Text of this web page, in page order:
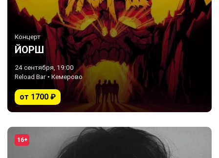
Концерт
ЙОРШ
24 сентября, 19:00
Reload Bar • Кемерово
от 1700 ₽
16+